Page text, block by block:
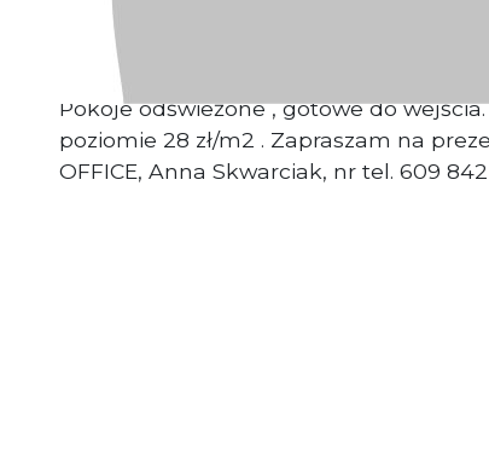
Do wynajęcia lokal biurowy o
usytuowany na II p. obiektu biurowego
ul. Grabiszyńskiej. Obiekt z recepcją i
Pokoje odświeżone , gotowe do
poziomie 28 zł/m2 . Zapraszam na
OFFICE, Anna Skwarciak, nr tel. 609